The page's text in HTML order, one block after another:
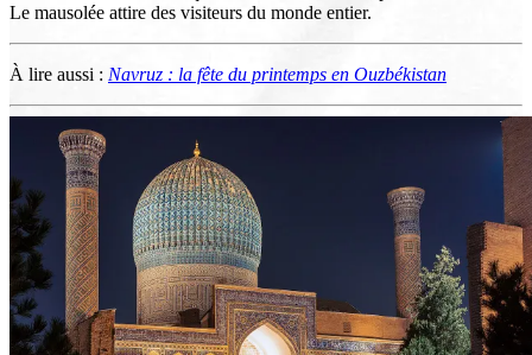
Le mausolée attire des visiteurs du monde entier.
À lire aussi : Navruz : la fête du printemps en Ouzbékistan